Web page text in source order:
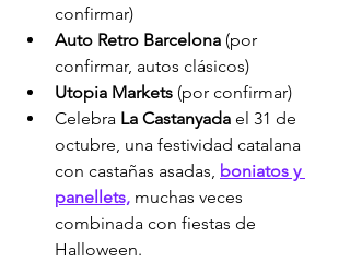
confirmar)
Auto Retro Barcelona (por
confirmar, autos clásicos)
Utopia Markets (por confirmar)
Celebra La Castanyada el 31 de
octubre, una festividad catalana
con castañas asadas, boniatos y
panellets, muchas veces
combinada con fiestas de
Halloween.